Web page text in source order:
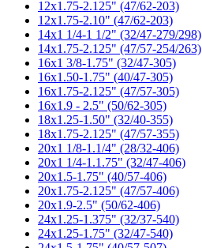
12x1.75-2.125" (47/62-203)
12x1.75-2.10" (47/62-203)
14x1 1/4-1 1/2" (32/47-279/298)
14x1.75-2.125" (47/57-254/263)
16x1 3/8-1.75" (32/47-305)
16x1.50-1.75" (40/47-305)
16x1.75-2.125" (47/57-305)
16x1.9 - 2.5" (50/62-305)
18x1.25-1.50" (32/40-355)
18x1.75-2.125" (47/57-355)
20x1 1/8-1.1/4" (28/32-406)
20x1 1/4-1.1.75" (32/47-406)
20x1.5-1.75" (40/57-406)
20x1.75-2.125" (47/57-406)
20x1.9-2.5" (50/62-406)
24x1.25-1.375" (32/37-540)
24x1.25-1.75" (32/47-540)